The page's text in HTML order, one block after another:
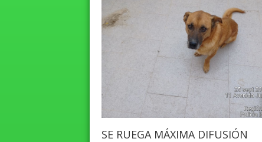
SE RUEGA MÁXIMA DIFUSIÓN